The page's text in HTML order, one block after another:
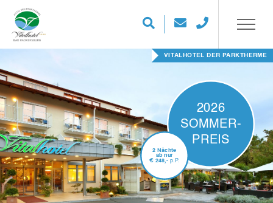
FAMILIEN-TIPP FÜR DIE FERIEN
2026
SOMMER-
PREIS
2 Nächte
ab nur
€ 248,- p.P.